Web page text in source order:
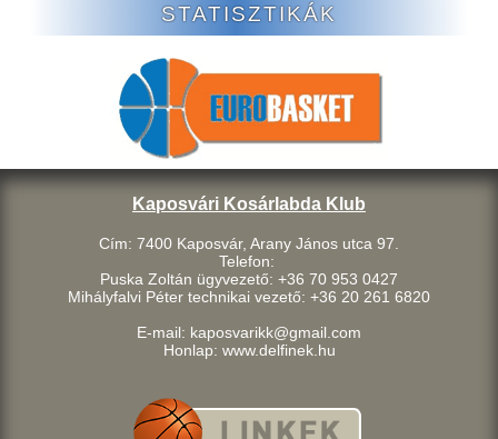
STATISZTIKÁK
Kaposvári Kosárlabda Klub
Cím: 7400 Kaposvár, Arany János utca 97.
Telefon:
Puska Zoltán ügyvezető: +36 70 953 0427
Mihályfalvi Péter technikai vezető: +36 20 261 6820
E-mail: kaposvarikk@gmail.com
Honlap: www.delfinek.hu